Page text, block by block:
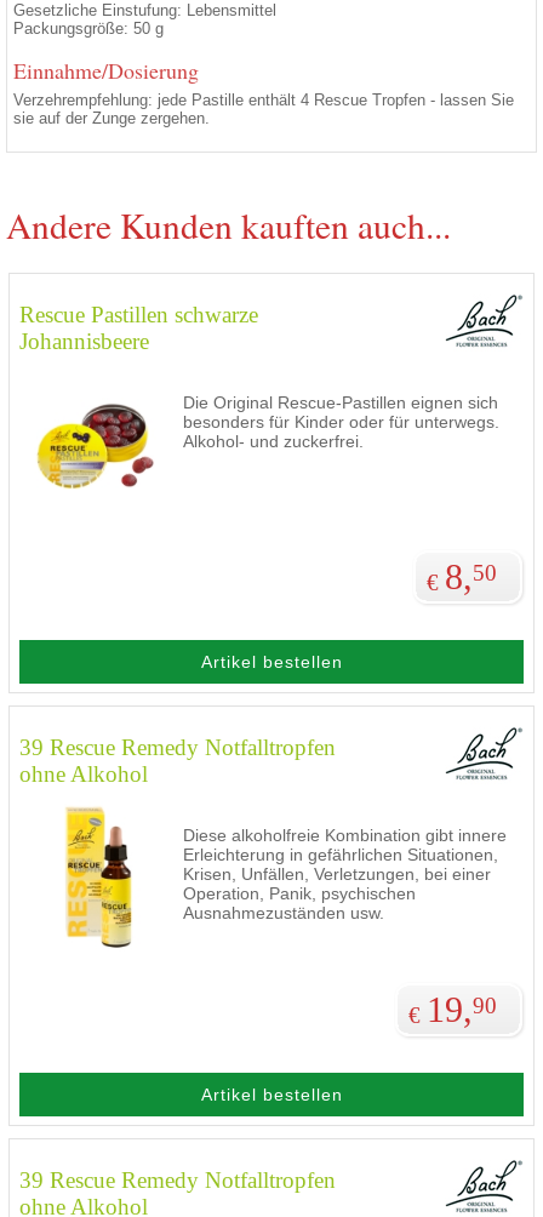
Gesetzliche Einstufung: Lebensmittel
Packungsgröße: 50 g
Einnahme/Dosierung
Verzehrempfehlung: jede Pastille enthält 4 Rescue Tropfen - lassen Sie
sie auf der Zunge zergehen.
Andere Kunden kauften auch...
Rescue Pastillen schwarze
Johannisbeere
Die Original Rescue-Pastillen eignen sich
besonders für Kinder oder für unterwegs.
Alkohol- und zuckerfrei.
€ 8,50
Artikel bestellen
39 Rescue Remedy Notfalltropfen
ohne Alkohol
Diese alkoholfreie Kombination gibt innere
Erleichterung in gefährlichen Situationen,
Krisen, Unfällen, Verletzungen, bei einer
Operation, Panik, psychischen
Ausnahmezuständen usw.
€ 19,90
Artikel bestellen
39 Rescue Remedy Notfalltropfen
ohne Alkohol